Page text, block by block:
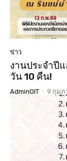
ข่าว
งานประจำปี
วัน 10 คืน!
AdminOIT - 9 กุมภ